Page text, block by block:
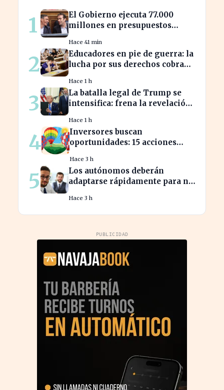
1
El Gobierno ejecuta 77.000
millones en presupuestos
año 2025
Hace 41 min
2
Educadores en pie de guerra: la
lucha por sus derechos cobra
Hace 1 h
3
La batalla legal de Trump se
intensifica: frena la revelación
Hace 1 h
4
Inversores buscan
oportunidades: 15 acciones
bursátil
Hace 3 h
5
Los autónomos deberán
adaptarse rápidamente para no
nóminas
Hace 3 h
PUBLICIDAD